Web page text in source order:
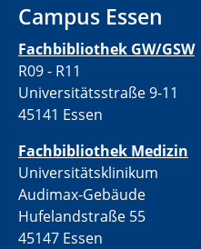
Campus Essen
Fachbibliothek GW/GSW
R09 - R11
Universitätsstraße 9-11
45141 Essen
Fachbibliothek Medizin
Universitätsklinikum
Audimax-Gebäude
Hufelandstraße 55
45147 Essen